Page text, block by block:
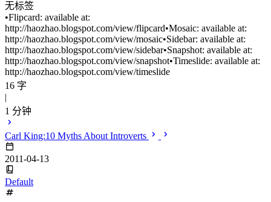
无标签
•Flipcard: available at:
http://haozhao.blogspot.com/view/flipcard•Mosaic: available at:
http://haozhao.blogspot.com/view/mosaic•Sidebar: available at:
http://haozhao.blogspot.com/view/sidebar•Snapshot: available at:
http://haozhao.blogspot.com/view/snapshot•Timeslide: available at:
http://haozhao.blogspot.com/view/timeslide
16 字
|
1 分钟
Carl King:10 Myths About Introverts
2011-04-13
Default